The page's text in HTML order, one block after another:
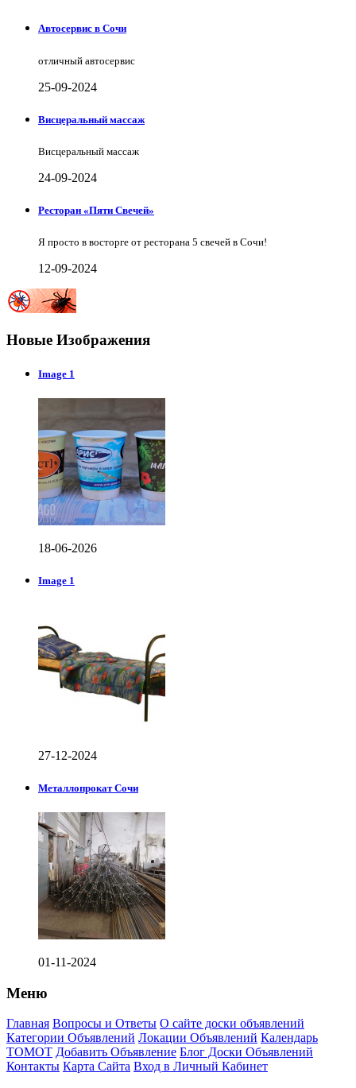
Автосервис в Сочи
отличный автосервис
25-09-2024
Висцеральный массаж
Висцеральный массаж
24-09-2024
Ресторан «Пяти Свечей»
Я просто в восторге от ресторана 5 свечей в Сочи!
12-09-2024
Новые Изображения
Image 1
18-06-2026
Image 1
27-12-2024
Металлопрокат Сочи
01-11-2024
Меню
Главная Вопросы и Ответы О сайте доски объявлений
Категории Объявлений Локации Объявлений Календарь
ТОМОТ Добавить Объявление Блог Доски Объявлений
Контакты Карта Сайта Вход в Личный Кабинет